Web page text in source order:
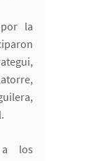
la
a los